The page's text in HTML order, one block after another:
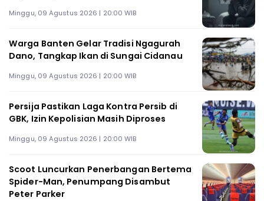
Minggu, 09 Agustus 2026 | 20:00 WIB
Warga Banten Gelar Tradisi Ngagurah
Dano, Tangkap Ikan di Sungai Cidanau
Minggu, 09 Agustus 2026 | 20:00 WIB
Persija Pastikan Laga Kontra Persib di
GBK, Izin Kepolisian Masih Diproses
Minggu, 09 Agustus 2026 | 20:00 WIB
Scoot Luncurkan Penerbangan Bertema
Spider-Man, Penumpang Disambut
Peter Parker